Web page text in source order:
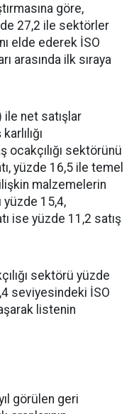
göre,
27,2 ile sektörler
elde ederek İSO
arasında ilk sıraya
ile net satışlar
sektörünü
yüzde 16,5 ile temel
malzemelerin
yüzde 15,4,
ise yüzde 11,2 satış
sektörü yüzde
seviyesindeki İSO
listenin
görülen geri